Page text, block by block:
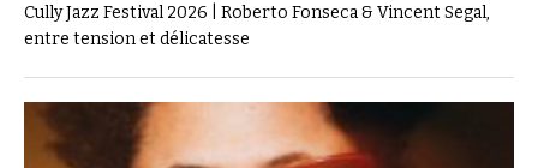
Cully Jazz Festival 2026 | Roberto Fonseca & Vincent Segal,
entre tension et délicatesse